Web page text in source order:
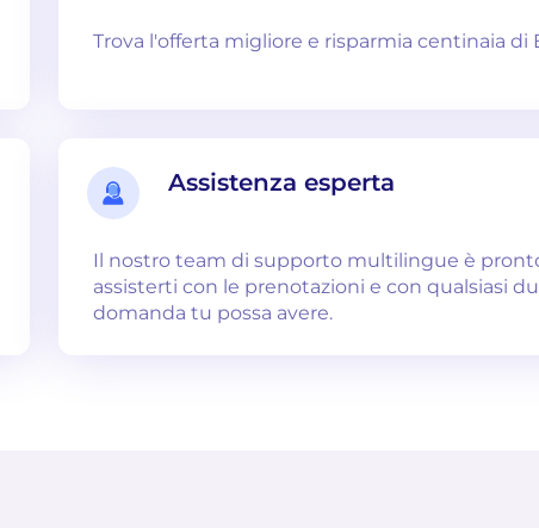
Trova l'offerta migliore e risparmia centinaia di
Assistenza esperta
Il nostro team di supporto multilingue è
assisterti con le prenotazioni e con qualsiasi
domanda tu possa avere.